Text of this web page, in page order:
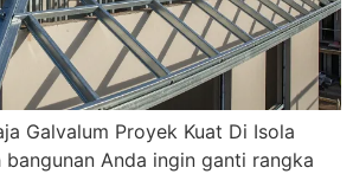
Galvalum Proyek Kuat Di Isola
bangunan Anda ingin ganti rangka